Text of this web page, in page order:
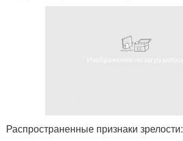
Распространенные признаки зрелости: